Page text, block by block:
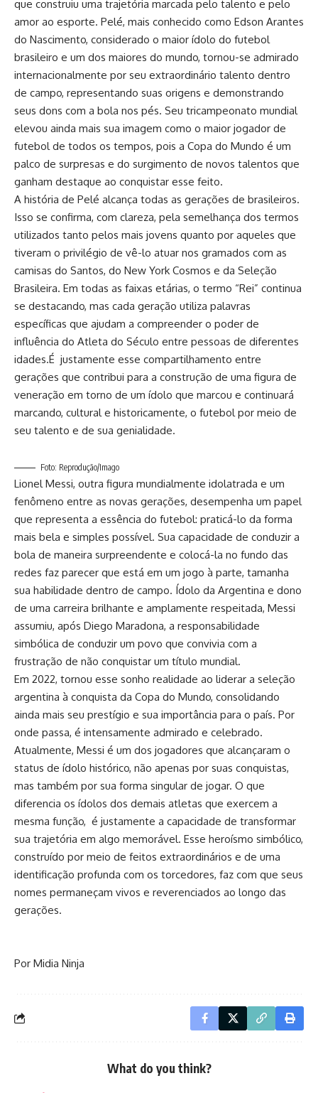
que construiu uma trajetória marcada pelo talento e pelo
amor ao esporte. Pelé, mais conhecido como Edson Arantes
do Nascimento, considerado o maior ídolo do futebol
brasileiro e um dos maiores do mundo, tornou-se admirado
internacionalmente por seu extraordinário talento dentro
de campo, representando suas origens e demonstrando
seus dons com a bola nos pés. Seu tricampeonato mundial
elevou ainda mais sua imagem como o maior jogador de
futebol de todos os tempos, pois a Copa do Mundo é um
palco de surpresas e do surgimento de novos talentos que
ganham destaque ao conquistar esse feito.
A história de Pelé alcança todas as gerações de brasileiros.
Isso se confirma, com clareza, pela semelhança dos termos
utilizados tanto pelos mais jovens quanto por aqueles que
tiveram o privilégio de vê-lo atuar nos gramados com as
camisas do Santos, do New York Cosmos e da Seleção
Brasileira. Em todas as faixas etárias, o termo “Rei” continua
se destacando, mas cada geração utiliza palavras
específicas que ajudam a compreender o poder de
influência do Atleta do Século entre pessoas de diferentes
idades.É justamente esse compartilhamento entre
gerações que contribui para a construção de uma figura de
veneração em torno de um ídolo que marcou e continuará
marcando, cultural e historicamente, o futebol por meio de
seu talento e de sua genialidade.
Foto: Reprodução/Imago
Lionel Messi, outra figura mundialmente idolatrada e um
fenômeno entre as novas gerações, desempenha um papel
que representa a essência do futebol: praticá-lo da forma
mais bela e simples possível. Sua capacidade de conduzir a
bola de maneira surpreendente e colocá-la no fundo das
redes faz parecer que está em um jogo à parte, tamanha
sua habilidade dentro de campo. Ídolo da Argentina e dono
de uma carreira brilhante e amplamente respeitada, Messi
assumiu, após Diego Maradona, a responsabilidade
simbólica de conduzir um povo que convivia com a
frustração de não conquistar um título mundial.
Em 2022, tornou esse sonho realidade ao liderar a seleção
argentina à conquista da Copa do Mundo, consolidando
ainda mais seu prestígio e sua importância para o país. Por
onde passa, é intensamente admirado e celebrado.
Atualmente, Messi é um dos jogadores que alcançaram o
status de ídolo histórico, não apenas por suas conquistas,
mas também por sua forma singular de jogar. O que
diferencia os ídolos dos demais atletas que exercem a
mesma função, é justamente a capacidade de transformar
sua trajetória em algo memorável. Esse heroísmo simbólico,
construído por meio de feitos extraordinários e de uma
identificação profunda com os torcedores, faz com que seus
nomes permaneçam vivos e reverenciados ao longo das
gerações.
Por Midia Ninja
What do you think?